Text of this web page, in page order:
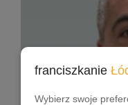
franciszkanie
Wybierz swoje